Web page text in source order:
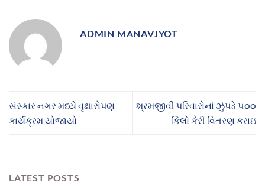
ADMIN MANAVJYOT
સંસ્કાર નગર મધ્યે વૃક્ષારોપણ
કાર્યક્રમ યોજાયો
શ્રમજીવી પરિવારોનાં ઝુંપડે ૫૦૦
કિલો કેરી વિતરણ કરાઇ
LATEST POSTS